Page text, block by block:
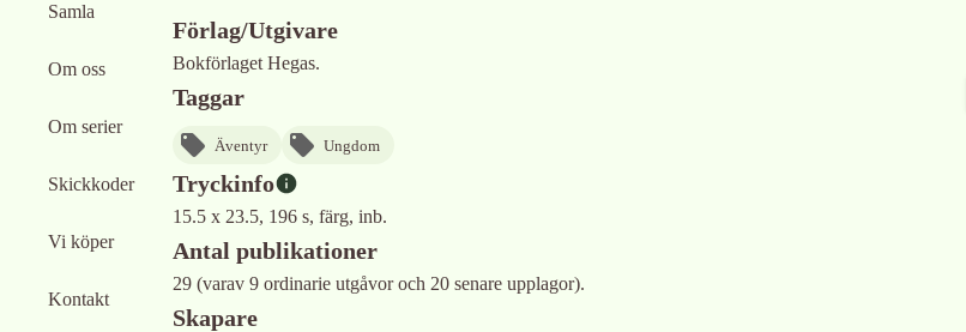
Samla
Om oss
Om serier
Skickkoder
Vi köper
Kontakt
Förlag/Utgivare
Bokförlaget Hegas.
Taggar
Äventyr Ungdom
Tryckinfo
15.5 x 23.5, 196 s, färg, inb.
Antal publikationer
29 (varav 9 ordinarie utgåvor och 20 senare upplagor).
Skapare